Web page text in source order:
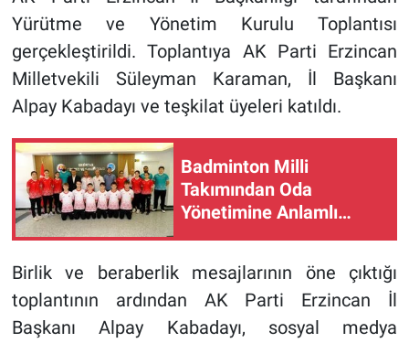
Yürütme ve Yönetim Kurulu Toplantısı
gerçekleştirildi. Toplantıya AK Parti Erzincan
Milletvekili Süleyman Karaman, İl Başkanı
Alpay Kabadayı ve teşkilat üyeleri katıldı.
Badminton Milli
Takımından Oda
Yönetimine Anlamlı
Ziyaret
Birlik ve beraberlik mesajlarının öne çıktığı
toplantının ardından AK Parti Erzincan İl
Başkanı Alpay Kabadayı, sosyal medya